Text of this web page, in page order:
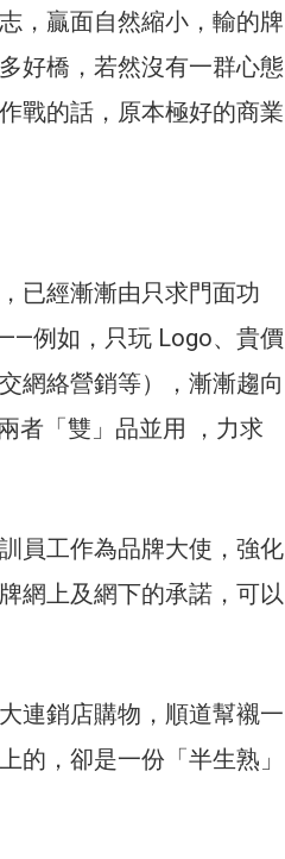
，贏面自然縮小，輸的牌
好橋，若然沒有一群心態
戰的話，原本極好的商業
已經漸漸由只求門面功
例如，只玩 Logo、貴價
網絡營銷等），漸漸趨向
者「雙」品並用 ，力求
員工作為品牌大使，強化
網上及網下的承諾，可以
連銷店購物，順道幫襯一
的，卻是一份「半生熟」